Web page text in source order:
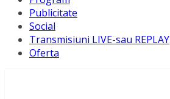
Publicitate
Social
Transmisiuni LIVE-sau REPLAY
Oferta